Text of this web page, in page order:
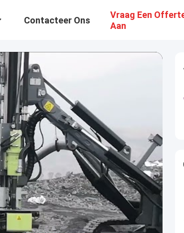
Contacteer Ons
Vraag Een
Aan